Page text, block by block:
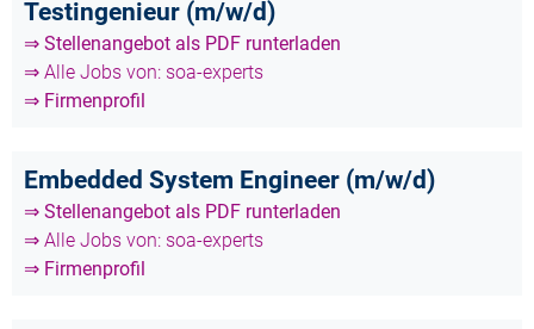
Testingenieur (m/w/d)
⇒ Stellenangebot als PDF runterladen
⇒ Alle Jobs von: soa-experts
⇒ Firmenprofil
Embedded System Engineer (m/w/d)
⇒ Stellenangebot als PDF runterladen
⇒ Alle Jobs von: soa-experts
⇒ Firmenprofil